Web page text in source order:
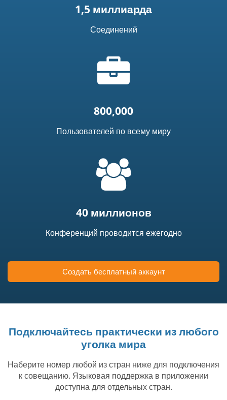
1,5 миллиарда
Соединений
"портфель"
800,000
Пользователей по всему миру
40 миллионов
Конференций проводится ежегодно
Создать бесплатный аккаунт
Подключайтесь практически из любого
уголка мира
Наберите номер любой из стран ниже для подключения
к совещанию. Языковая поддержка в приложении
доступна для отдельных стран.